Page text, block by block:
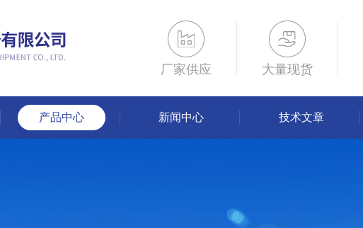
厂家供应 大量现货
产品中心 新闻中心 技术文章